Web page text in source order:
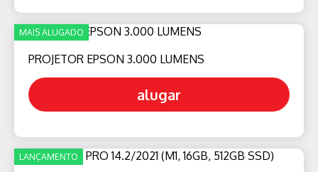
MAIS ALUGADO
PROJETOR EPSON 3.000 LUMENS
alugar
LANÇAMENTO